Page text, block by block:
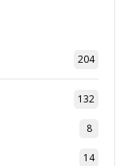
204
132
8
14